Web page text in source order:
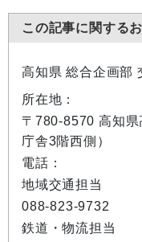
この記事に関する
高知県 総合企画部
所在地：
〒780-8570 高知
庁舎3階西側）
電話：
地域交通担当
088-823-9732
鉄道・物流担当